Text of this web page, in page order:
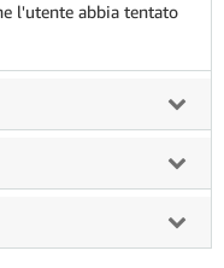
l'utente abbia tentato